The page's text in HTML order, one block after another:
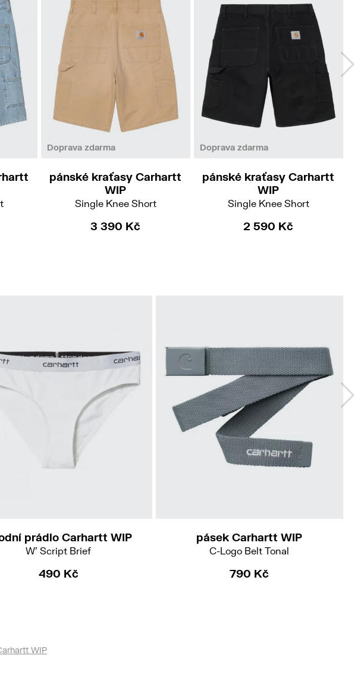
Doprava zdarma
36
pánské kraťasy Carhartt
WIP
Single Knee Short
3 390 Kč
Doprava zdarma
3233
pánské kraťasy Carhartt
WIP
Single Knee Short
2 590 Kč
prádlo Carhartt WIP
W' Script Brief
490 Kč
pásek Carhartt WIP
C-Logo Belt Tonal
790 Kč
WIP